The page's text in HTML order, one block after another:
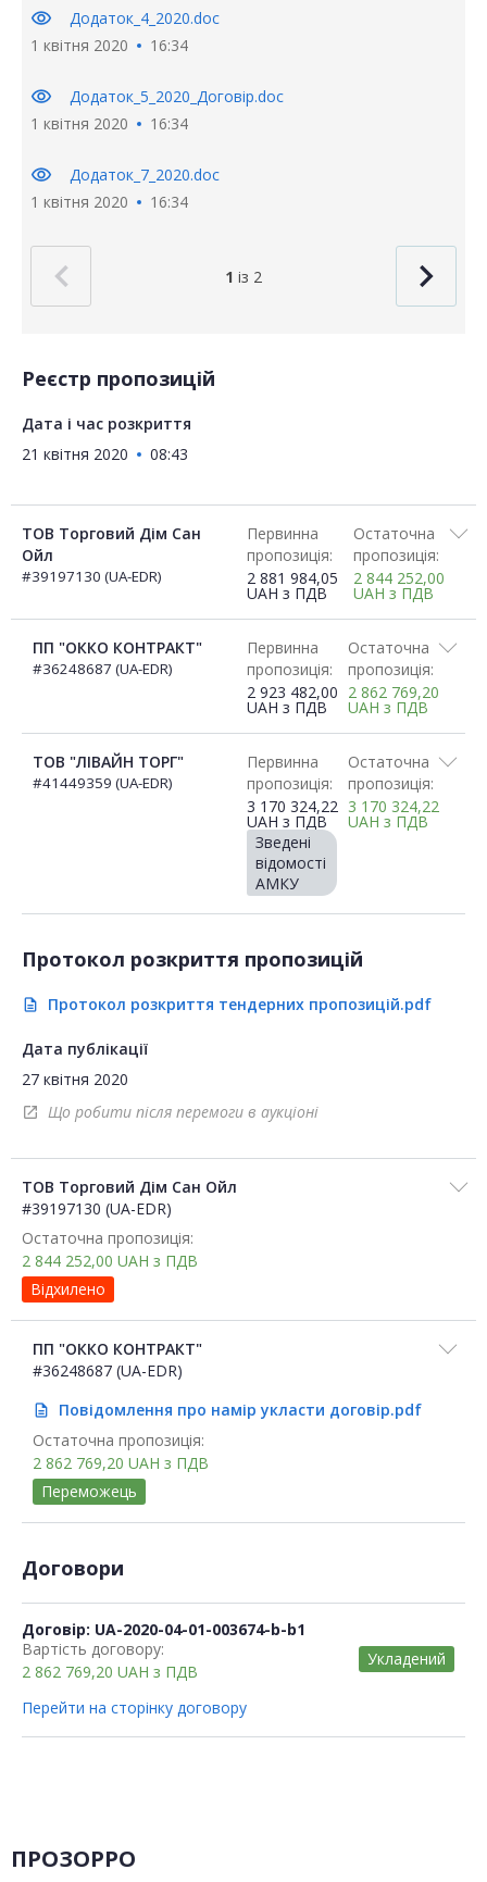
visibility
Додаток_4_2020.doc
1 квітня 2020
16:34
visibility
Додаток_5_2020_Договiр.doc
1 квітня 2020
16:34
visibility
Додаток_7_2020.doc
1 квітня 2020
16:34
1 із 2
Реєстр пропозицій
Дата і час розкриття
21 квітня 2020
08:43
ТОВ Торговий Дім Сан
Ойл
#39197130 (UA-EDR)
Первинна
пропозиція:
2 881 984,05
UAH з ПДВ
Остаточна
пропозиція:
2 844 252,00
UAH з ПДВ
ПП "ОККО КОНТРАКТ"
#36248687 (UA-EDR)
Первинна
пропозиція:
2 923 482,00
UAH з ПДВ
Остаточна
пропозиція:
2 862 769,20
UAH з ПДВ
ТОВ "ЛІВАЙН ТОРГ"
#41449359 (UA-EDR)
Первинна
пропозиція:
3 170 324,22
UAH з ПДВ
Зведені
відомості
АМКУ
Остаточна
пропозиція:
3 170 324,22
UAH з ПДВ
Протокол розкриття пропозицій
description Протокол розкриття тендерних пропозицій.pdf
Дата публікації
27 квітня 2020
open_in_new Що робити після перемоги в аукціоні
ТОВ Торговий Дім Сан Ойл
#39197130 (UA-EDR)
Остаточна пропозиція:
2 844 252,00 UAH з ПДВ
Відхилено
ПП "ОККО КОНТРАКТ"
#36248687 (UA-EDR)
description
Повідомлення про намір укласти договір.pdf
Остаточна пропозиція:
2 862 769,20 UAH з ПДВ
Переможець
Договори
Договір: UA-2020-04-01-003674-b-b1
Вартість договору:
2 862 769,20 UAH з ПДВ
Укладений
Перейти на сторінку договору
ПРОЗОРРО